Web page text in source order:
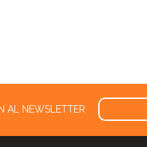
AL NEWSLETTER